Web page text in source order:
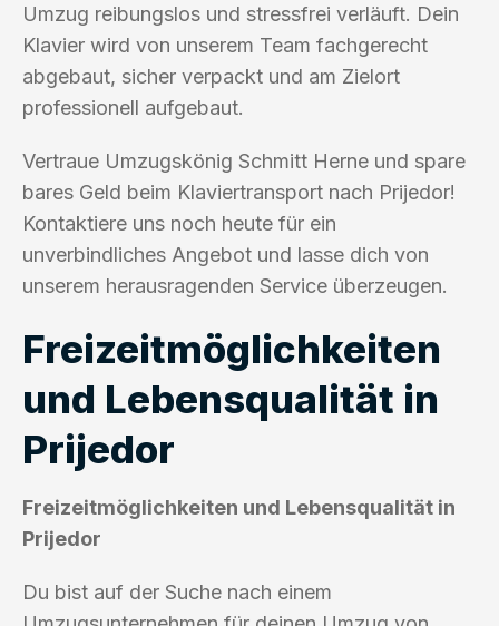
Umzug reibungslos und stressfrei verläuft. Dein
Klavier wird von unserem Team fachgerecht
abgebaut, sicher verpackt und am Zielort
professionell aufgebaut.
Vertraue Umzugskönig Schmitt Herne und spare
bares Geld beim Klaviertransport nach Prijedor!
Kontaktiere uns noch heute für ein
unverbindliches Angebot und lasse dich von
unserem herausragenden Service überzeugen.
Freizeitmöglichkeiten
und Lebensqualität in
Prijedor
Freizeitmöglichkeiten und Lebensqualität in
Prijedor
Du bist auf der Suche nach einem